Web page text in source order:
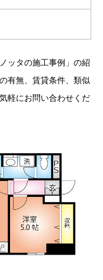
ッタの施工事例」の紹
有無、賃貸条件、類似
軽にお問い合わせくだ